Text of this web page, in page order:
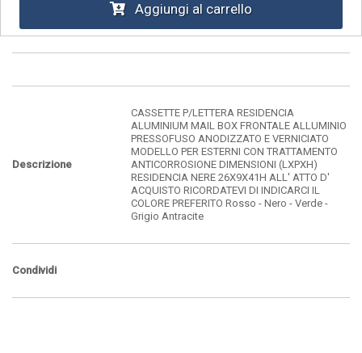
Descrizione
CASSETTE P/LETTERA RESIDENCIA
ALUMINIUM MAIL BOX FRONTALE ALLUMINIO
PRESSOFUSO ANODIZZATO E VERNICIATO
MODELLO PER ESTERNI CON TRATTAMENTO
ANTICORROSIONE DIMENSIONI (LXPXH)
RESIDENCIA NERE 26X9X41H ALL' ATTO D'
ACQUISTO RICORDATEVI DI INDICARCI IL
COLORE PREFERITO Rosso - Nero - Verde -
Grigio Antracite
Condividi
Aggiungi al carrello